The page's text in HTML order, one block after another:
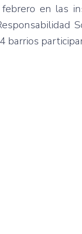
en las
barrios